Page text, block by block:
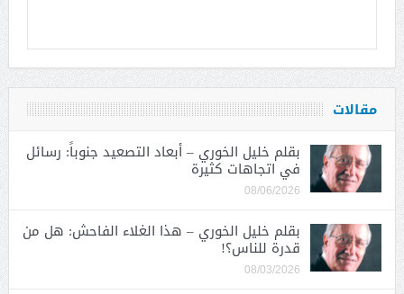
مقالات
بقلم خليل الخوري – أبعاد التصعيد جنوباً: رسائل
في اتجاهات كثيرة
08/06/2026
بقلم خليل الخوري – هذا الغلاء الفاحش: هل من
قدرة للناس؟!
08/03/2026